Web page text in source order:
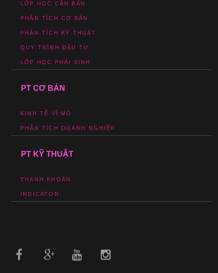
LỚP HỌC CĂN BẢN
PHÂN TÍCH CƠ BẢN
PHÂN TÍCH KỸ THUẬT
QUY TRÌNH ĐẦU TƯ
LỚP HỌC PHÁI SINH
PT CƠ BẢN
KINH TẾ VĨ MÔ
PHÂN TÍCH DOANH NGHIỆP
PT KỸ THUẬT
THANH KHOẢN
INDICATOR